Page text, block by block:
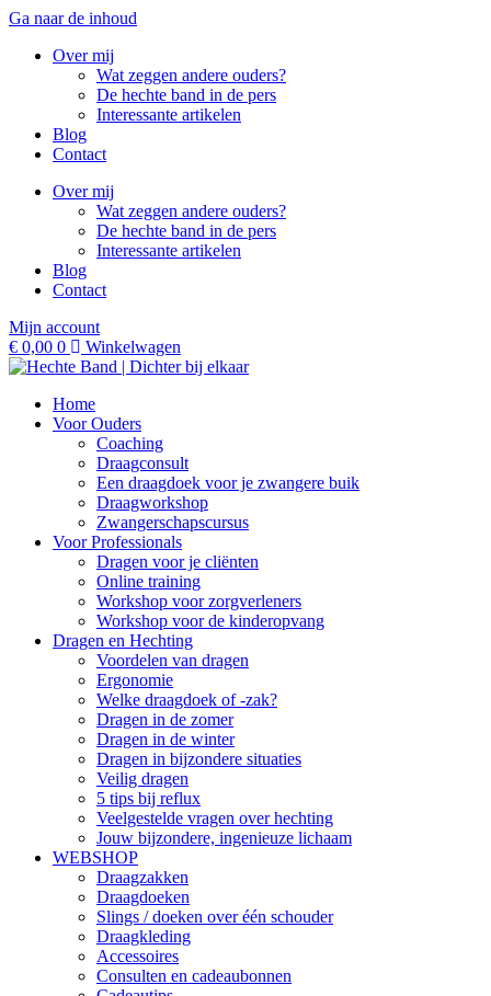
Ga naar de inhoud
Over mij
Wat zeggen andere ouders?
De hechte band in de pers
Interessante artikelen
Blog
Contact
Over mij
Wat zeggen andere ouders?
De hechte band in de pers
Interessante artikelen
Blog
Contact
Mijn account
€ 0,00 0 Winkelwagen
Home
Voor Ouders
Coaching
Draagconsult
Een draagdoek voor je zwangere buik
Draagworkshop
Zwangerschapscursus
Voor Professionals
Dragen voor je cliënten
Online training
Workshop voor zorgverleners
Workshop voor de kinderopvang
Dragen en Hechting
Voordelen van dragen
Ergonomie
Welke draagdoek of -zak?
Dragen in de zomer
Dragen in de winter
Dragen in bijzondere situaties
Veilig dragen
5 tips bij reflux
Veelgestelde vragen over hechting
Jouw bijzondere, ingenieuze lichaam
WEBSHOP
Draagzakken
Draagdoeken
Slings / doeken over één schouder
Draagkleding
Accessoires
Consulten en cadeaubonnen